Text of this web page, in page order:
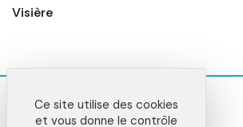
Visière
Ce site utilise des cookies
et vous donne le contrôle